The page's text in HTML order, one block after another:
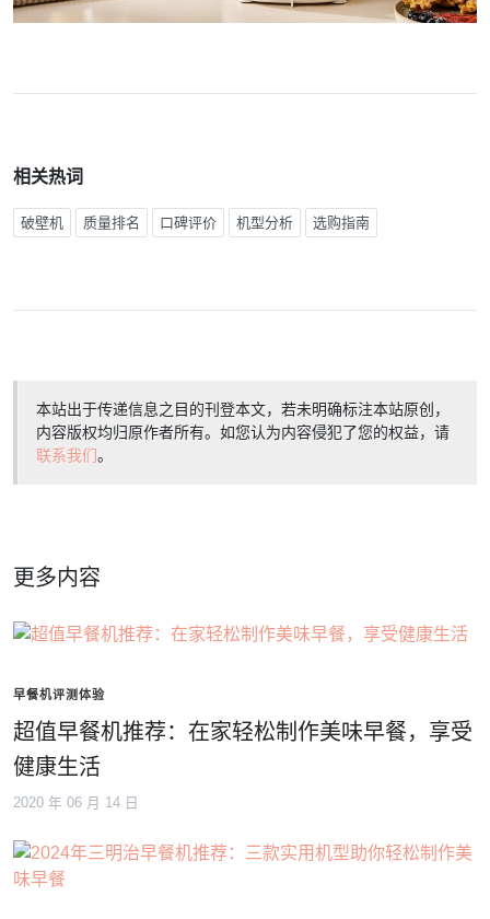
相关热词
破壁机 质量排名 口碑评价 机型分析 选购指南
本站出于传递信息之目的刊登本文，若未明确标注本站原创，
内容版权均归原作者所有。如您认为内容侵犯了您的权益，请
联系我们。
更多内容
早餐机评测体验
超值早餐机推荐：在家轻松制作美味早餐，享受
健康生活
2020 年 06 月 14 日